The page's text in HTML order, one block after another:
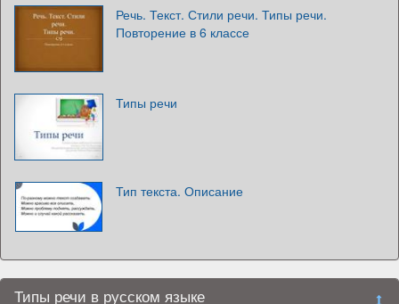
Речь. Текст. Стили речи. Типы речи.
Повторение в 6 классе
Типы речи
Тип текста. Описание
Типы речи в русском языке